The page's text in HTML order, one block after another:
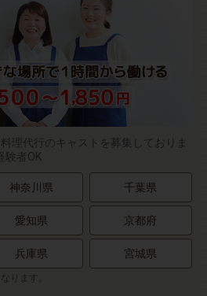
理代行のキャストを募集しておりま
験者OK
神奈川県 千葉県
愛知県 京都府
兵庫県 宮城県
ります。